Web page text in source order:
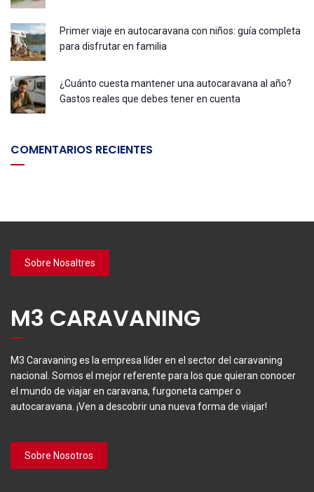
Primer viaje en autocaravana con niños: guía completa
para disfrutar en familia
¿Cuánto cuesta mantener una autocaravana al año?
Gastos reales que debes tener en cuenta
COMENTARIOS RECIENTES
Sobre Nosaltres
M3 CARAVANING
M3 Caravaning es la empresa líder en el sector del caravaning
nacional. Somos el mejor referente para los que quieran conocer
el mundo de viajar en caravana, furgoneta camper o
autocaravana. ¡Ven a descobrir una nueva forma de viajar!
Sobre Nosotros